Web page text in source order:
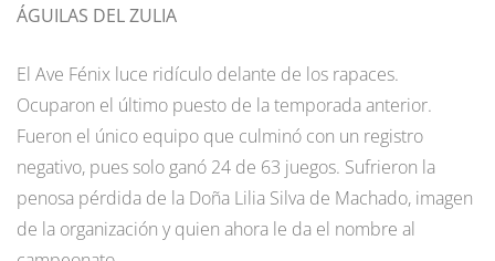
ÁGUILAS DEL ZULIA
El Ave Fénix luce ridículo delante de los rapaces.
Ocuparon el último puesto de la temporada anterior.
Fueron el único equipo que culminó con un registro
negativo, pues solo ganó 24 de 63 juegos. Sufrieron la
penosa pérdida de la Doña Lilia Silva de Machado, imagen
de la organización y quien ahora le da el nombre al